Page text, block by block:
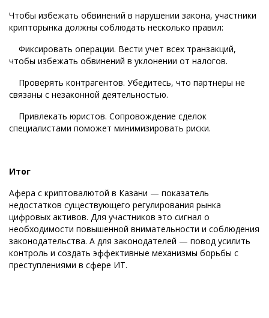
Чтобы избежать обвинений в нарушении закона, участники
крипторынка должны соблюдать несколько правил:
Фиксировать операции. Вести учет всех транзакций,
чтобы избежать обвинений в уклонении от налогов.
Проверять контрагентов. Убедитесь, что партнеры не
связаны с незаконной деятельностью.
Привлекать юристов. Сопровождение сделок
специалистами поможет минимизировать риски.
Итог
Афера с криптовалютой в Казани — показатель
недостатков существующего регулирования рынка
цифровых активов. Для участников это сигнал о
необходимости повышенной внимательности и соблюдения
законодательства. А для законодателей — повод усилить
контроль и создать эффективные механизмы борьбы с
преступлениями в сфере ИТ.